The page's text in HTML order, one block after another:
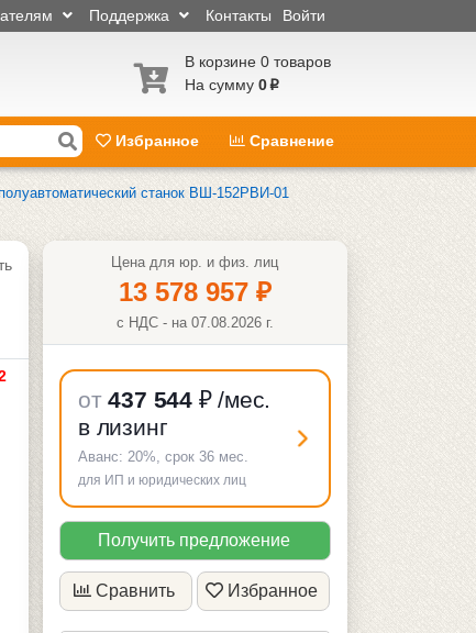
Войти
Контакты
Поддержка
В корзине 0 товаров
На сумму 0 p
Избранное Сравнение
станок ВШ-152РВИ-01
Цена для юр. и физ. лиц
13 578 957 ₽
с НДС - на 07.08.2026 г.
от 437 544₽/мес.
в лизинг
Аванс: 20%, срок 36 мес.
для ИП и юридических лиц
Получить предложение
Сравнить Избранное